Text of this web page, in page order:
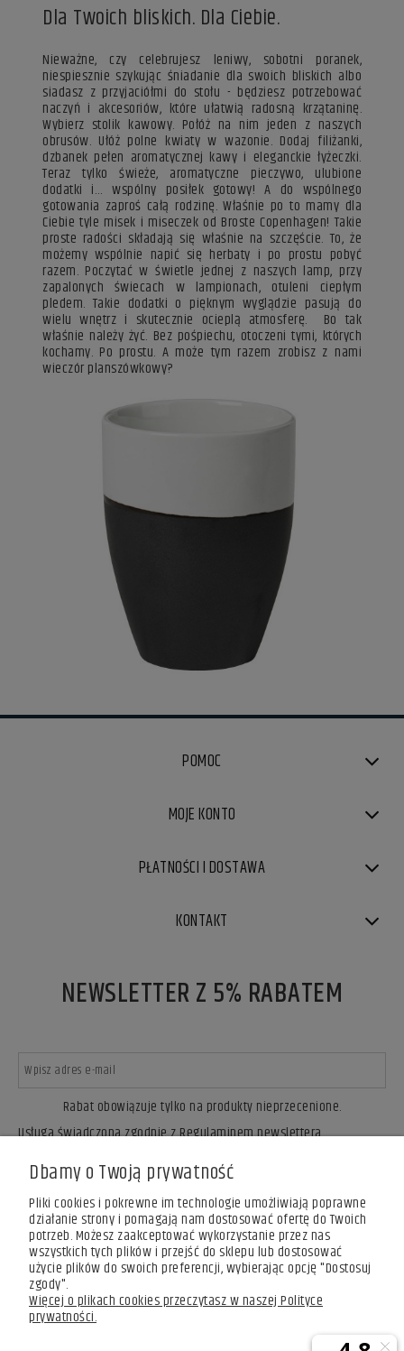
Dla Twoich bliskich. Dla Ciebie.
Nieważne, czy celebrujesz leniwy, sobotni poranek,
niespiesznie szykując śniadanie dla swoich bliskich albo
siadasz z przyjaciółmi do stołu - będziesz potrzebować
naczyń i akcesoriów, które ułatwią radosną krzątaninę.
Wybierz stolik kawowy. Połóż na nim jeden z naszych
obrusów. Ułóż polne kwiaty w wazonie. Dodaj filiżanki,
dzbanek pełen aromatycznej kawy i eleganckie łyżeczki.
Teraz tylko świeże, aromatyczne pieczywo, ulubione
dodatki i… wspólny posiłek gotowy! A do wspólnego
gotowania zaproś całą rodzinę. Właśnie po to mamy dla
Ciebie tyle misek i miseczek od Broste Copenhagen! Takie
proste radości składają się właśnie na szczęście. To, że
możemy wspólnie napić się herbaty i po prostu pobyć
razem. Poczytać w świetle jednej z naszych lamp, przy
zapalonych świecach w lampionach, otuleni ciepłym
pledem. Takie dodatki o pięknym wyglądzie pasują do
wielu wnętrz i skutecznie ocieplą atmosferę. Bo tak
właśnie należy żyć. Bez pośpiechu, otoczeni tymi, których
kochamy. Po prostu. A może tym razem zrobisz z nami
wieczór planszówkowy?
POMOC
MOJE KONTO
PŁATNOŚCI I DOSTAWA
KONTAKT
NEWSLETTER Z 5% RABATEM
Rabat obowiązuje tylko na produkty nieprzecenione.
ZAPISZ SIĘ
Usługa świadczona zgodnie z Regulaminem newslettera.
Dbamy o Twoją prywatność
Pliki cookies i pokrewne im technologie umożliwiają poprawne
działanie strony i pomagają nam dostosować ofertę do Twoich
potrzeb. Możesz zaakceptować wykorzystanie przez nas
wszystkich tych plików i przejść do sklepu lub dostosować
użycie plików do swoich preferencji, wybierając opcję "Dostosuj
zgody".
Więcej o plikach cookies przeczytasz w naszej Polityce
prywatności.